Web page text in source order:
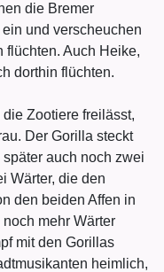
die Bremer
und verscheuchen
flüchten. Auch Heike,
dorthin flüchten.
Zootiere freilässt,
Der Gorilla steckt
auch noch zwei
Wärter, die den
den beiden Affen in
mehr Wärter
mit den Gorillas
heimlich,